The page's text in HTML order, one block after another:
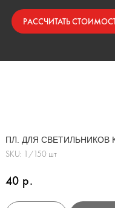
РАССЧИТАТЬ
ПЛ. ДЛЯ СВЕТИЛЬНИКОВ
SKU: 1/150 шт
40 р.